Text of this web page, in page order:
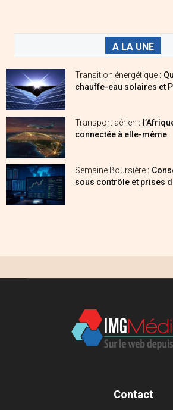
A LA UNE
Transition énergétique :
chauffe-eau solaires et
Transport aérien :
connectée à elle-même
Semaine Boursière :
sous contrôle et prises
Contact